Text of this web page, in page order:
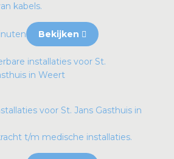
kabels.
Bekijken
voor St. Jans Gasthuis in
t/m medische installaties.